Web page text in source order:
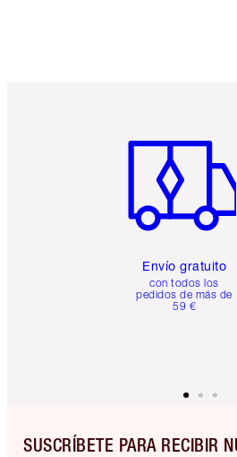
Envío gratuito
con todos los
pedidos de más de
59 €
SUSCRÍBETE PARA RECIBIR